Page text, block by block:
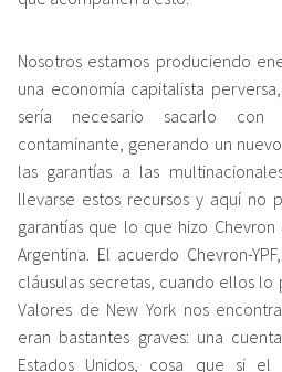
Nosotros estamos produciendo
una economía capitalista
sería necesario sacarlo
contaminante, generando un
las garantías a las
llevarse estos recursos y aquí no
garantías que lo que hizo
Argentina. El acuerdo Chevron-
cláusulas secretas, cuando ellos
Valores de New York nos
eran bastantes graves: una
Estados Unidos, cosa que si el